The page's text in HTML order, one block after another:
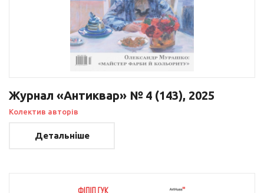
Журнал «Антиквар» № 4 (143), 2025
Колектив авторів
Детальніше